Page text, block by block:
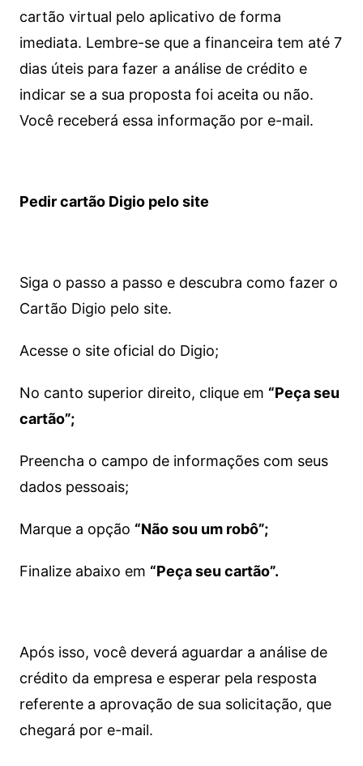
cartão virtual pelo aplicativo de forma
imediata. Lembre-se que a financeira tem até 7
dias úteis para fazer a análise de crédito e
indicar se a sua proposta foi aceita ou não.
Você receberá essa informação por e-mail.
Pedir cartão Digio pelo site
Siga o passo a passo e descubra como fazer o
Cartão Digio pelo site.
Acesse o site oficial do Digio;
No canto superior direito, clique em “Peça seu
cartão”;
Preencha o campo de informações com seus
dados pessoais;
Marque a opção “Não sou um robô”;
Finalize abaixo em “Peça seu cartão”.
Após isso, você deverá aguardar a análise de
crédito da empresa e esperar pela resposta
referente a aprovação de sua solicitação, que
chegará por e-mail.